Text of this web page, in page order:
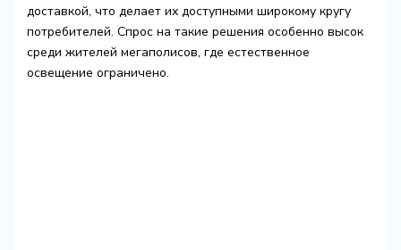
доставкой, что делает их доступными широкому кругу
потребителей. Спрос на такие решения особенно высок
среди жителей мегаполисов, где естественное
освещение ограничено.